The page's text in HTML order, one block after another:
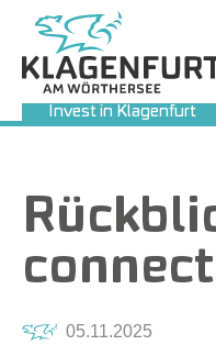
Invest in Klagenfurt
Sie sind hier:
05.11.2025